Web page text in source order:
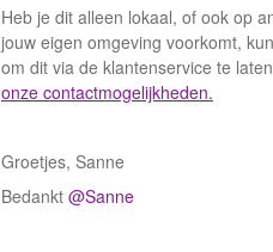
Heb je dit alleen lokaal, of ook op
jouw eigen omgeving voorkomt,
om dit via de klantenservice te
onze contactmogelijkheden.
Groetjes, Sanne
Bedankt @Sanne